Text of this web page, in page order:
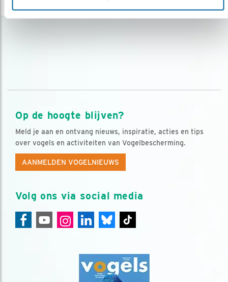
Op de hoogte blijven?
Meld je aan en ontvang nieuws, inspiratie, acties en tips
over vogels en activiteiten van Vogelbescherming.
AANMELDEN VOGELNIEUWS
Volg ons via social media